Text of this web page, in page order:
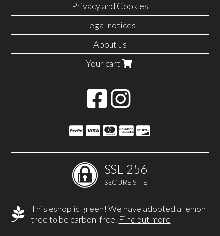
Privacy and Cookies
Legal notices
About us
Your cart
SSL-256
SECURE SITE
This eshop is green! We have adopted a lemon
tree to be carbon-free. Find out more